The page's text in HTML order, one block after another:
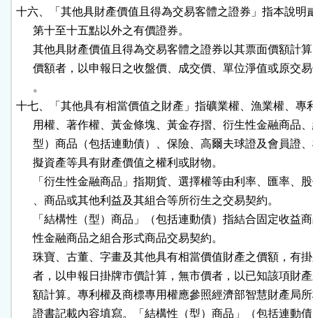
十六、「其他具財產價值且得為交易客體之證券」指本說明
      第十至十五點以外之有價證券。
其他具財產價值且得為交易客體之證券以其票面價額計
價額者，以申報日之收盤價、成交價、單位淨值或原交
      。
十七、「其他具有相當價值之財產」指礦業權、漁業權、專
用權、著作權、黃金條塊、黃金存摺、衍生性金融商品
型）商品（包括連動債）、保險、高爾夫球證及會員證
      擬資產等具有財產價值之權利或財物。
「衍生性金融商品」指期貨、選擇權等由利率、匯率、
      、商品或其他利益及其組合等所衍生之交易契約。
「結構性（型）商品」（包括連動債）指結合固定收益
      性金融商品之組合形式商品交易契約。
珠寶、古董、字畫及其他具有相當價值財產之價額，有
者，以申報日掛牌市價計算，無市價者，以已知該項財
額計算。專利權及商標專用權應參照經濟部智慧財產局
證書記載內容填寫。「結構性（型）商品」（包括連動